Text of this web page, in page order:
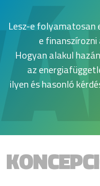
Lesz-e folyamatosan
e
Hogyan alakul
az
ilyen és hasonló